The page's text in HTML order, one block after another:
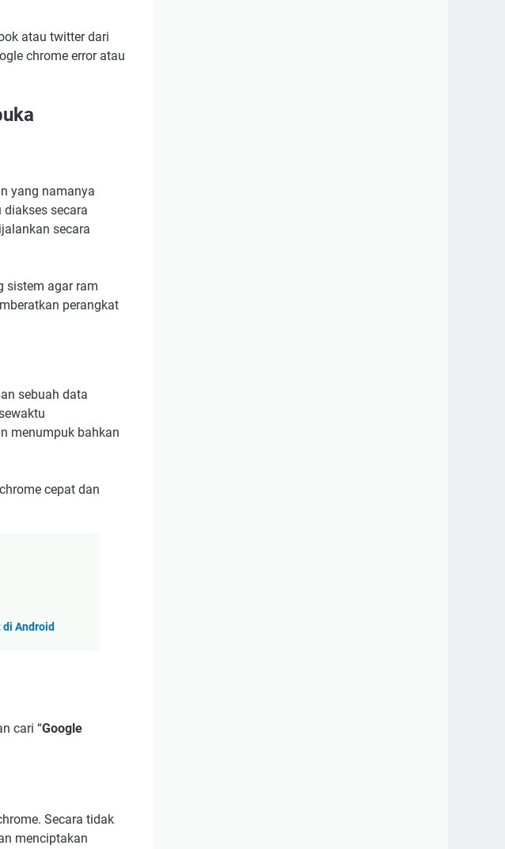
atau twitter dari
chrome error atau
yang namanya
secara
secara
sistem agar ram
perangkat
sebuah data
menumpuk bahkan
cepat dan
Android
cari “Google
Secara tidak
menciptakan